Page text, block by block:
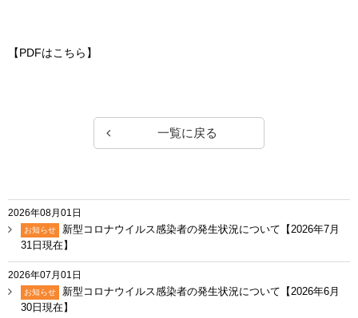
【PDFはこちら】
一覧に戻る
2026年08月01日
お知らせ
新型コロナウイルス感染者の発生状況について【2026年7月
31日現在】
2026年07月01日
お知らせ
新型コロナウイルス感染者の発生状況について【2026年6月
30日現在】